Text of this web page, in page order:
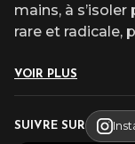
mains, à
rare et radicale,
VOIR PLUS
SUIVRE SUR